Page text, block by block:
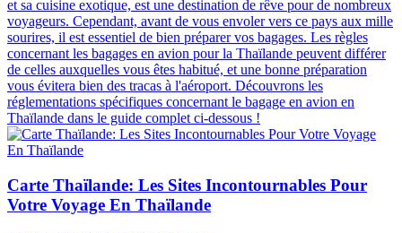
Friday, November 03, 2023 18651 views
Embarquez pour un voyage à la découverte du charme du Vietnam,
un pays fascinant mêlant une histoire riche, une culture vibrante, des
paysages époustouflants et une cuisine délicieuse. Avec pas moins
de 32 sites classés au patrimoine mondial de l'UNESCO, le Vietnam
vous dévoile des merveilles architecturales impressionnantes, des
trésors anciens et des monuments vénérés. Alors, quand partir au
Vietnam ? Quelle est la meilleure période pour voyage au Vietnam ?
Est-il Possible De Voyager Sans Billet Retour En
Thaïlande ?